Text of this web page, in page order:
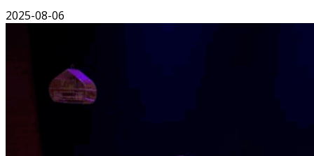
2025-08-06